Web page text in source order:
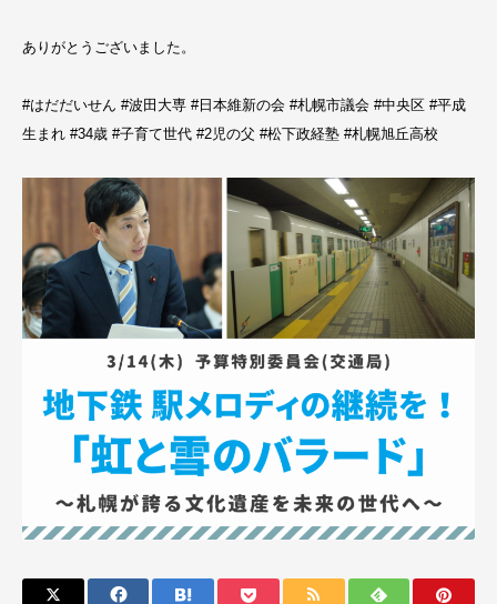
ありがとうございました。
#はだだいせん #波田大専 #日本維新の会 #札幌市議会 #中央区 #平成
生まれ #34歳 #子育て世代 #2児の父 #松下政経塾 #札幌旭丘高校